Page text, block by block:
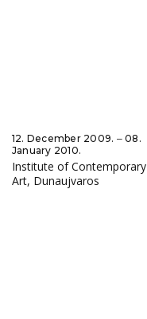
12. December 2009. ‒ 08.
January 2010.
Institute of Contemporary
Art, Dunaujvaros